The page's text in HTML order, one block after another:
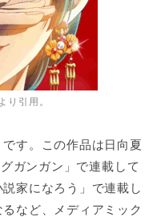
り引用。
す。この作品は日向夏
ガンガン」で連載して
家になろう」で連載し
など、メディアミック